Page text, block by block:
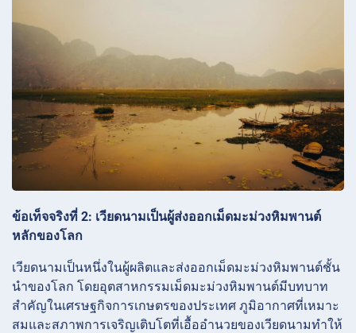
ข้อเท็จจริงที่ 2: เวียดนามเป็นผู้ส่งออกเม็ดมะม่วงหิมพานต์
หลักของโลก
เวียดนามเป็นหนึ่งในผู้ผลิตและส่งออกเม็ดมะม่วงหิมพานต์ชั้น
นำของโลก โดยอุตสาหกรรมเม็ดมะม่วงหิมพานต์มีบทบาท
สำคัญในเศรษฐกิจการเกษตรของประเทศ ภูมิอากาศที่เหมาะ
สมและสภาพการเจริญเติบโตที่เอื้ออำนวยของเวียดนามทำให้